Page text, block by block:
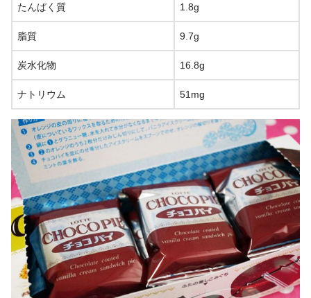
たんぱく質 1.8g
脂質 9.7g
炭水化物 16.8g
ナトリウム 51mg